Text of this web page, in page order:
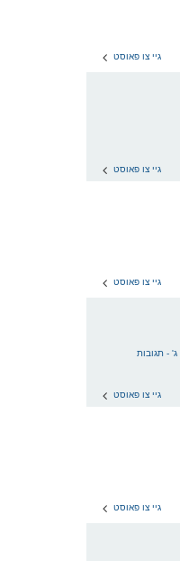
גיי צו פאוסט
גיי צו פאוסט
גיי צו פאוסט
- תגובות
גיי צו פאוסט
גיי צו פאוסט